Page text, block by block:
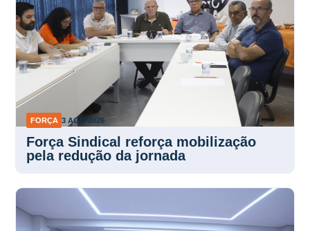
3 AGO 2026
Força Sindical reforça mobilização
pela redução da jornada